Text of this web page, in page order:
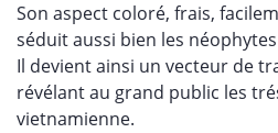
Son aspect coloré, frais,
séduit aussi bien les
Il devient ainsi un vecteur de
révélant au grand public les
vietnamienne.